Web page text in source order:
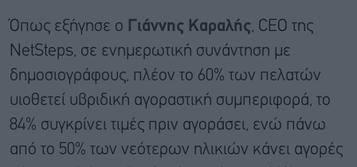
Όπως εξήγησε ο Γιάννης Καραλής , CEO της
NetSteps, σε ενημερωτική συνάντηση με
δημοσιογράφους, πλέον το 60% των πελατών
υιοθετεί υβριδική αγοραστική συμπεριφορά, το
84% συγκρίνει τιμές πριν αγοράσει, ενώ πάνω
από το 50% των νεότερων ηλικιών κάνει αγορές